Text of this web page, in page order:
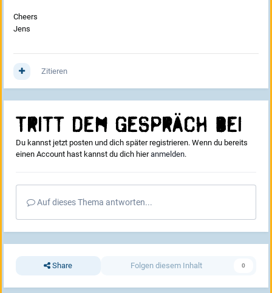
Cheers
Jens
Zitieren
Tritt dem Gespräch bei
Du kannst jetzt posten und dich später registrieren. Wenn du bereits
einen Account hast kannst du dich hieranmelden.
Auf dieses Thema antworten...
Share Folgen diesem Inhalt 0